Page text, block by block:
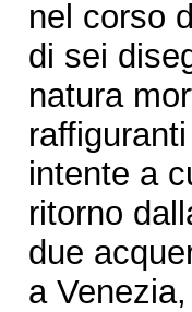
nel corso
di sei
natura
intente a
ritorno
due
a